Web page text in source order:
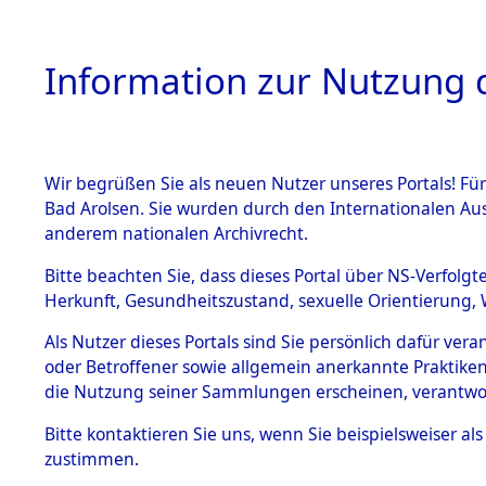
HOME
BESTÄNDE
Inhaftierungsdoku
mente
5. Verschiedenes
Todesmärsche
5.3.1 Alliierte
→0141
Information zur Nutzung
Wir begrüßen Sie als neuen Nutzer unseres Portals!
Bad Arolsen. Sie wurden durch den Internationalen
anderem nationalen Archivrecht.
Bitte beachten Sie, dass dieses Portal über NS-
Herkunft, Gesundheitszustand, sexuelle
Als Nutzer dieses Portals sind Sie persönlich dafür
oder Betroffener sowie allgemein anerkannte
die Nutzung seiner Sammlungen erscheinen,
Bitte kontaktieren Sie uns, wenn Sie beispielsweiser
zustimmen.